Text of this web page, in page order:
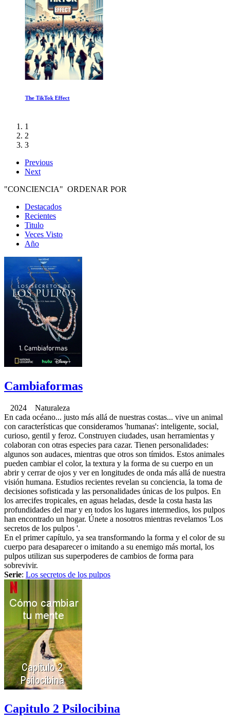
The TikTok Effect
1
2
3
Previous
Next
"CONCIENCIA" ORDENAR POR
Destacados
Recientes
Titulo
Veces Visto
Año
Cambiaformas
2024 Naturaleza
En cada océano... justo más allá de nuestras costas... vive un animal
con características que consideramos 'humanas': inteligente, social,
curioso, gentil y feroz. Construyen ciudades, usan herramientas y
colaboran con otras especies para cazar. Tienen personalidades:
algunos son audaces, mientras que otros son tímidos. Estos animales
pueden cambiar el color, la textura y la forma de su cuerpo en un
abrir y cerrar de ojos y ver en longitudes de onda más allá de nuestra
visión humana. Estudios recientes revelan su conciencia, la toma de
decisiones sofisticada y las personalidades únicas de los pulpos. En
los arrecifes tropicales, en aguas heladas, desde la costa hasta las
profundidades del mar y en todos los lugares intermedios, los pulpos
han encontrado un hogar. Únete a nosotros mientras revelamos 'Los
secretos de los pulpos '.
En el primer capítulo, ya sea transformando la forma y el color de su
cuerpo para desaparecer o imitando a su enemigo más mortal, los
pulpos utilizan sus superpoderes de cambios de forma para
sobrevivir.
Serie: Los secretos de los pulpos
Capitulo 2 Psilocibina